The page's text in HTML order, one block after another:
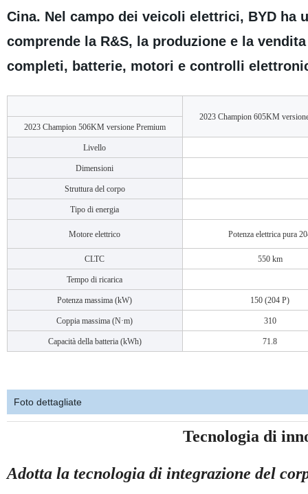
Cina. Nel campo dei veicoli elettrici, BYD ha
comprende la R&S, la produzione e la
completi, batterie, motori e controlli
2023 Champion 605KM
2023 Champion 506KM versione Premium
Livello
Dimensioni
Struttura del corpo
Tipo di energia
Motore elettrico Potenza elettrica pura
CLTC 550 km
Tempo di ricarica
Potenza massima (kW) 150 (204 P)
Coppia massima (N·m) 310
Capacità della batteria (kWh) 71.8
Foto dettagliate
Tecnologia di
Adotta la tecnologia di integrazione del